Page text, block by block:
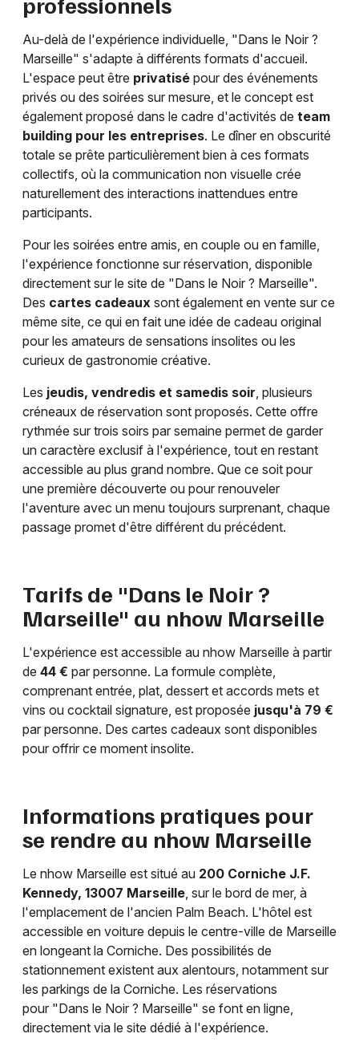
Au-delà de l'expérience individuelle, "Dans le Noir ?
Marseille" s'adapte à différents formats d'accueil.
L'espace peut être privatisé pour des événements
privés ou des soirées sur mesure, et le concept est
également proposé dans le cadre d'activités de team
building pour les entreprises. Le dîner en obscurité
totale se prête particulièrement bien à ces formats
collectifs, où la communication non visuelle crée
naturellement des interactions inattendues entre
participants.
Pour les soirées entre amis, en couple ou en famille,
l'expérience fonctionne sur réservation, disponible
directement sur le site de "Dans le Noir ? Marseille".
Des cartes cadeaux sont également en vente sur ce
même site, ce qui en fait une idée de cadeau original
pour les amateurs de sensations insolites ou les
curieux de gastronomie créative.
Les jeudis, vendredis et samedis soir , plusieurs
créneaux de réservation sont proposés. Cette offre
rythmée sur trois soirs par semaine permet de garder
un caractère exclusif à l'expérience, tout en restant
accessible au plus grand nombre. Que ce soit pour
une première découverte ou pour renouveler
l'aventure avec un menu toujours surprenant, chaque
passage promet d'être différent du précédent.
Tarifs de "Dans le Noir ?
Marseille" au nhow Marseille
L'expérience est accessible au nhow Marseille à partir
de 44 € par personne. La formule complète,
comprenant entrée, plat, dessert et accords mets et
vins ou cocktail signature, est proposée jusqu'à 79 €
par personne. Des cartes cadeaux sont disponibles
pour offrir ce moment insolite.
Informations pratiques pour
se rendre au nhow Marseille
Le nhow Marseille est situé au 200 Corniche J.F.
Kennedy, 13007 Marseille , sur le bord de mer, à
l'emplacement de l'ancien Palm Beach. L'hôtel est
accessible en voiture depuis le centre-ville de Marseille
en longeant la Corniche. Des possibilités de
stationnement existent aux alentours, notamment sur
les parkings de la Corniche. Les réservations
pour "Dans le Noir ? Marseille" se font en ligne,
directement via le site dédié à l'expérience.